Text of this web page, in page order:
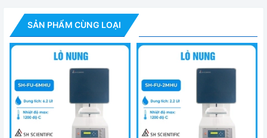
Dung tích 3.8 lít
Nhiệt độ tối đa
Bộ điều khiển Bộ điều khiển lập trình (FC-1000)
Cảm biến Loại R
Công suất gia
nhiệt
3500 W
SẢN PHẨM CÙNG LOẠI